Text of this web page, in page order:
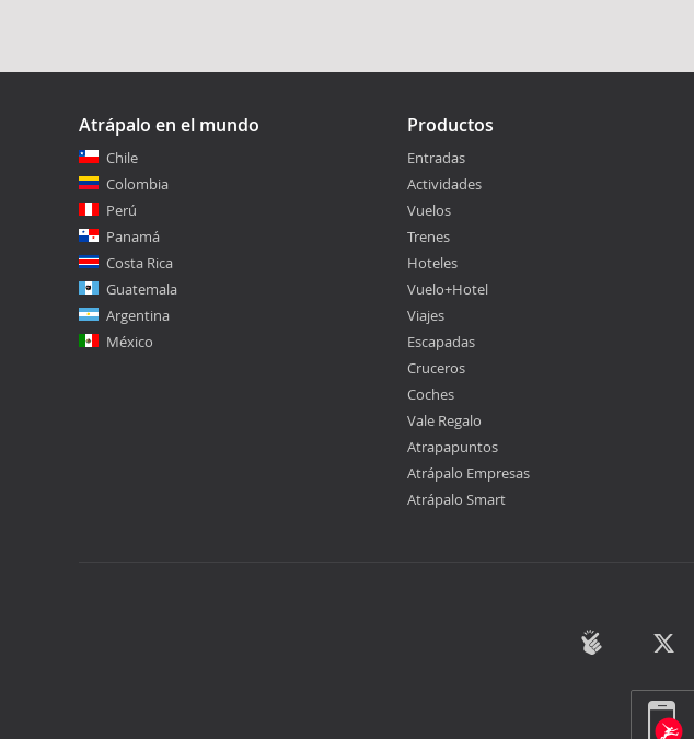
Atrápalo en el mundo
Chile
Colombia
Perú
Panamá
Costa Rica
Guatemala
Argentina
México
Productos
Entradas
Actividades
Vuelos
Trenes
Hoteles
Vuelo+Hotel
Viajes
Escapadas
Cruceros
Coches
Vale Regalo
Atrapapuntos
Atrápalo Empresas
Atrápalo Smart